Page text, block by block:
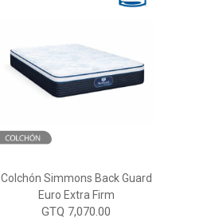
Colchón Simmons Back Guard
Euro Extra Firm
GTQ 7,070.00